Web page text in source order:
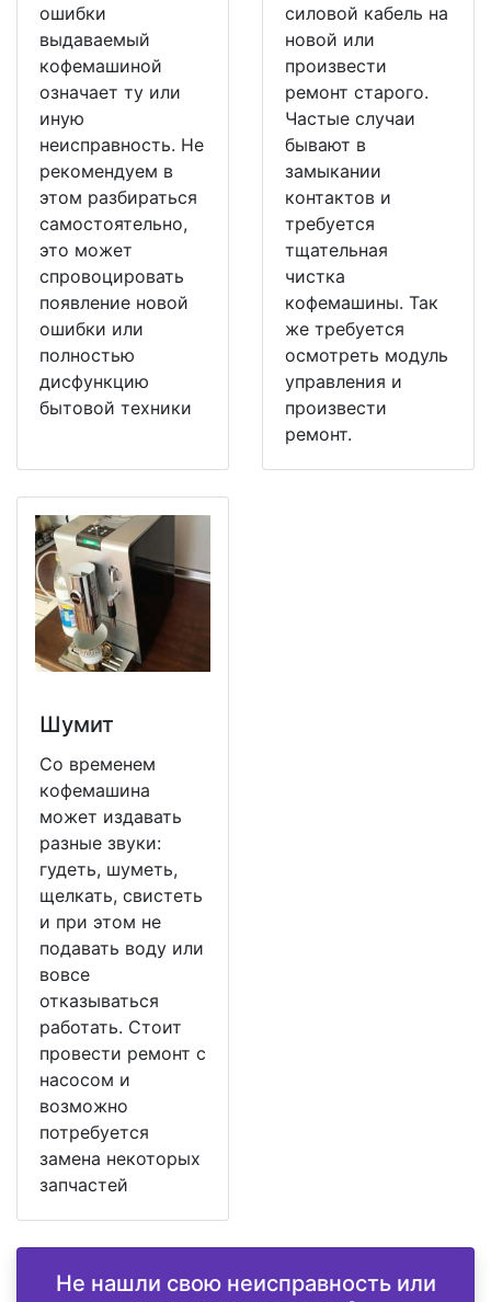
ошибки
выдаваемый
кофемашиной
означает ту или
иную
неисправность. Не
рекомендуем в
этом разбираться
самостоятельно,
это может
спровоцировать
появление новой
ошибки или
полностью
дисфункцию
бытовой техники
силовой кабель на
новой или
произвести
ремонт старого.
Частые случаи
бывают в
замыкании
контактов и
требуется
тщательная
чистка
кофемашины. Так
же требуется
осмотреть модуль
управления и
произвести
ремонт.
Шумит
Со временем
кофемашина
может издавать
разные звуки:
гудеть, шуметь,
щелкать, свистеть
и при этом не
подавать воду или
вовсе
отказываться
работать. Стоит
провести ремонт с
насосом и
возможно
потребуется
замена некоторых
запчастей
Не нашли свою неисправность или